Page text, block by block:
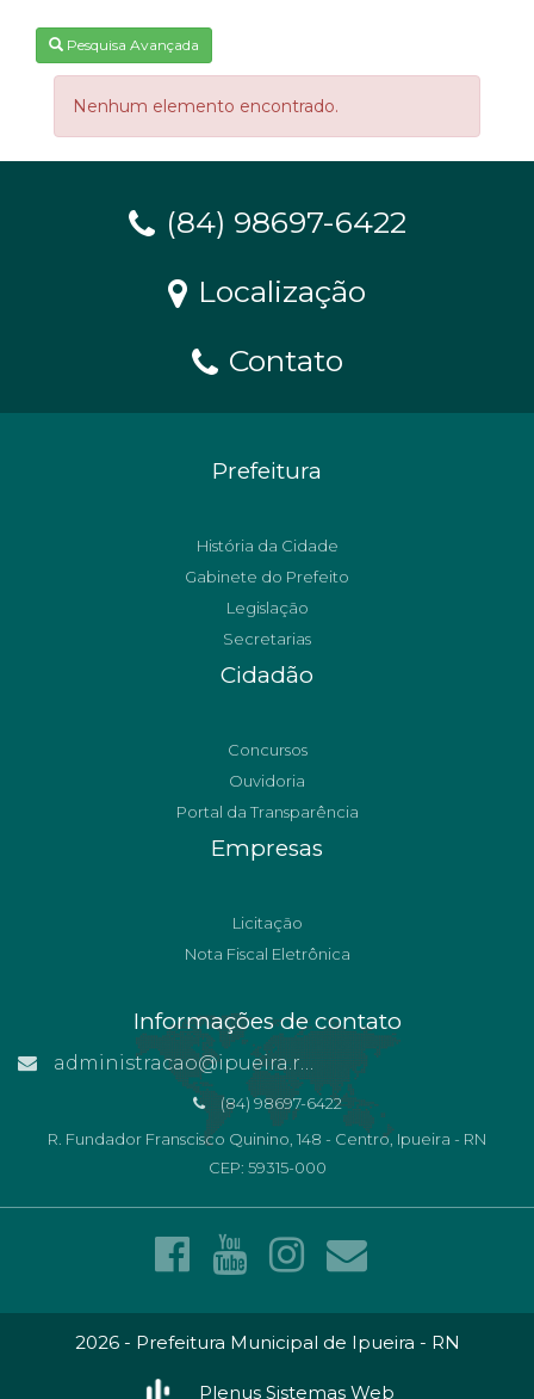
Pesquisa Avançada
Nenhum elemento encontrado.
(84) 98697-6422
Localização
Contato
Prefeitura
História da Cidade
Gabinete do Prefeito
Legislação
Secretarias
Cidadão
Concursos
Ouvidoria
Portal da Transparência
Empresas
Licitação
Nota Fiscal Eletrônica
Informações de contato
administracao@ipueira.rn.gov.br
(84) 98697-6422
R. Fundador Franscisco Quinino, 148 - Centro, Ipueira - RN
CEP: 59315-000
2026 - Prefeitura Municipal de Ipueira - RN
Plenus Sistemas Web